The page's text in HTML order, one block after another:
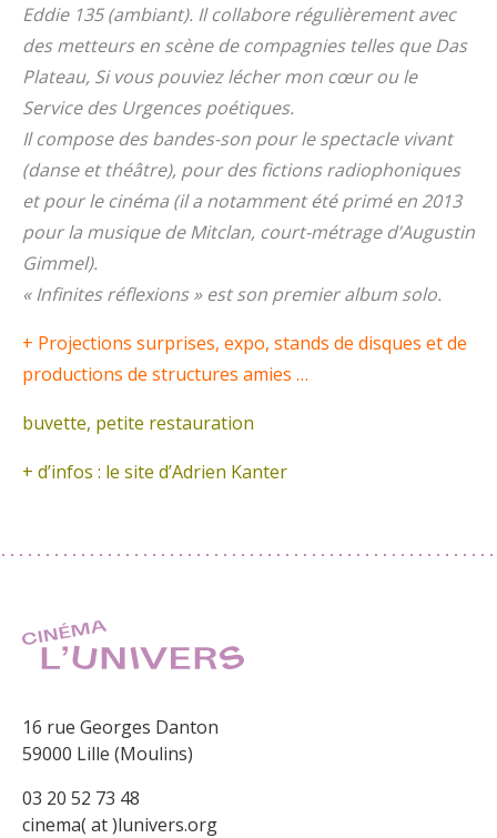
Eddie 135 (ambiant). Il collabore régulièrement avec
des metteurs en scène de compagnies telles que Das
Plateau, Si vous pouviez lécher mon cœur ou le
Service des Urgences poétiques.
Il compose des bandes-son pour le spectacle vivant
(danse et théâtre), pour des fictions radiophoniques
et pour le cinéma (il a notamment été primé en 2013
pour la musique de Mitclan, court-métrage d’Augustin
Gimmel).
« Infinites réflexions » est son premier album solo.
+ Projections surprises, expo, stands de disques et de
productions de structures amies …
buvette, petite restauration
+ d’infos : le site d’Adrien Kanter
16 rue Georges Danton
59000 Lille (Moulins)
03 20 52 73 48
cinema( at )lunivers.org